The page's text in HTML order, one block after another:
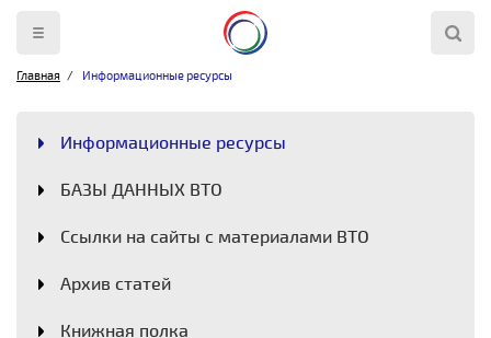
Главная Информационные ресурсы
Информационные ресурсы
БАЗЫ ДАННЫХ ВТО
Ссылки на сайты с материалами ВТО
Архив статей
Книжная полка